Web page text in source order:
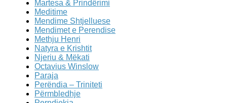
Martesa & Prindërimi
Meditime
Mendime Shtjelluese
Mendimet e Perendise
Methju Henri
Natyra e Krishtit
Njeriu & Mëkati
Octavius Winslow
Paraja
Perëndia – Triniteti
Përmbledhje